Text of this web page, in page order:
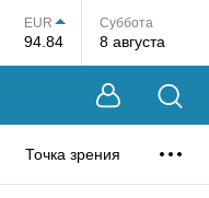
EUR
94.84
Суббота
8 августа
Точка зрения